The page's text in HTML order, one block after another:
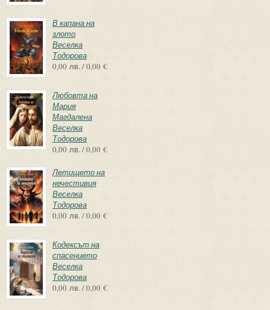
В капана на
злото
Веселка
Тодорова
0,00 лв. / 0,00 €
Любовта на
Мария
Магдалена
Веселка
Тодорова
0,00 лв. / 0,00 €
Летището на
нечестивия
Веселка
Тодорова
0,00 лв. / 0,00 €
Кодексът на
спасението
Веселка
Тодорова
0,00 лв. / 0,00 €